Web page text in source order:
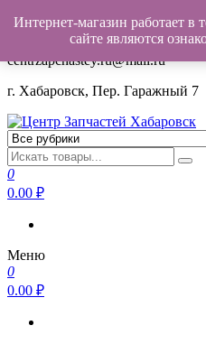
+7(962)503-00-25
centrzapchastey.ru@mail.ru
г. Хабаровск, Пер. Гаражный 7
Центр Запчастей Хабаровск
Запчасти для авто,
Хабаровск
0
0.00 ₽
Меню
0
0.00 ₽
Интернет-магазин работает в
сайте являются